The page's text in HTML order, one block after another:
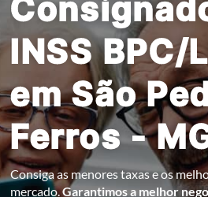
INSS BPC/
em São
Ferros -
Consiga as menores taxas e os
mercado.Garantimos a melhor